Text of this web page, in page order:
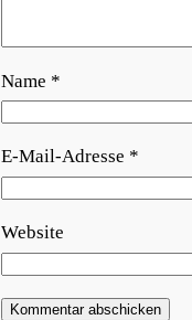
Name *
E-Mail-Adresse *
Website